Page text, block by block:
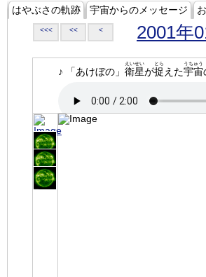
はやぶさの軌跡 宇宙からのメッセージ
<<< << < 2001年
♪ 「あけぼの」 衛星
えいせい
が捉
とら
えた宇宙
うちゅう